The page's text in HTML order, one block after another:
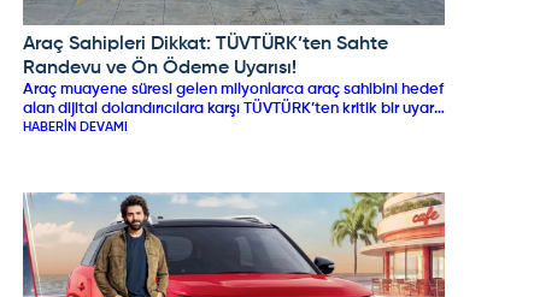
TOGG
Araç Sahipleri Dikkat: TÜVTÜRK’ten Sahte
Randevu ve Ön Ödeme Uyarısı!
Araç muayene süresi gelen milyonlarca araç sahibini hedef
alan dijital dolandırıcılara karşı TÜVTÜRK’ten kritik bir uyarı
yayımlandı. Arama motoru reklamları, sahte web siteleri ve
olduğu hatırlatıldı. TÜVTÜRK, resmi kanallar dışında hiçbir
platformla iş birliği bulunmadığını vurgulayarak araç
sahiplerini uyardı.
HABERIN DEVAMI